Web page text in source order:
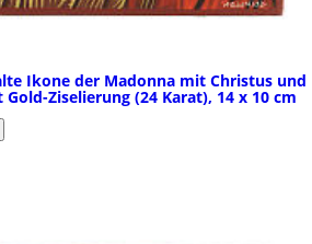
Ikone der Madonna mit Christus und
Ziselierung (24 Karat), 14 x 10 cm